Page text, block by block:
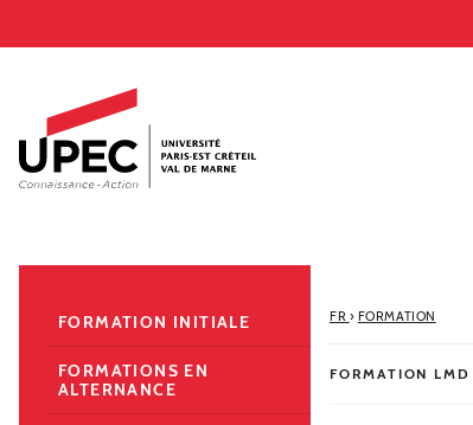
Accès directs
Recherche
Navigation secondaire
FR › FORMATION
FORMATION LMD
FORMATION INITIALE
FORMATIONS EN
ALTERNANCE